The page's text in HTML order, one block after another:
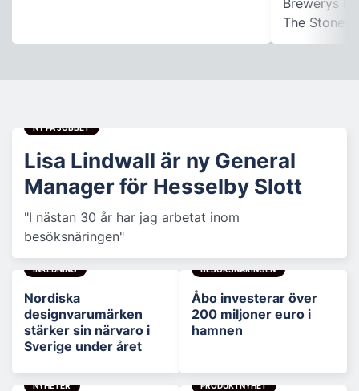
The
NY PÅ JOBBET
Lisa Lindwall är ny General
Manager för Hesselby Slott
"I nästan 30 år har jag arbetat inom
besöksnäringen"
INREDNING
Nordiska
designvarumärken
stärker sin närvaro i
Sverige under året
BESÖKSNÄRINGEN
Åbo investerar över
200 miljoner euro i
hamnen
NYHETER PRODUKTNYHET